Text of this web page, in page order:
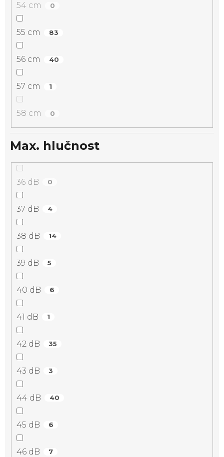
54 cm 0
55 cm 83
56 cm 40
57 cm 1
58 cm 0
Max. hlučnost
36 dB 0
37 dB 4
38 dB 14
39 dB 5
40 dB 6
41 dB 1
42 dB 35
43 dB 3
44 dB 40
45 dB 6
46 dB 7